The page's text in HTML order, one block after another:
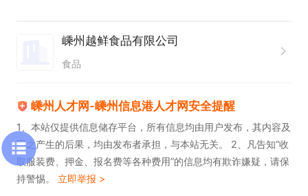
嵊州越鲜食品有限公司
食品
嵊州人才网-嵊州信息港人才网安全提醒
1、本站仅提供信息储存平台，所有信息均由用户发布，其内容及
因之产生的后果，均由发布者承担，与本站无关。 2、凡告知“收
取服装费、押金、报名费等各种费用”的信息均有欺诈嫌疑，请保
持警惕。 立即举报 >